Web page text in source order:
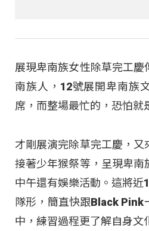
展現卑南族女性除草完工慶
南族人，12號展開卑南族
席，而整場最忙的，恐怕就
才剛展演完除草完工慶，又
接著少年猴祭等，呈現卑南
中午還有娛樂活動。這將近
隊形，簡直快跟Black Pink
中，練習過程更了解自身文